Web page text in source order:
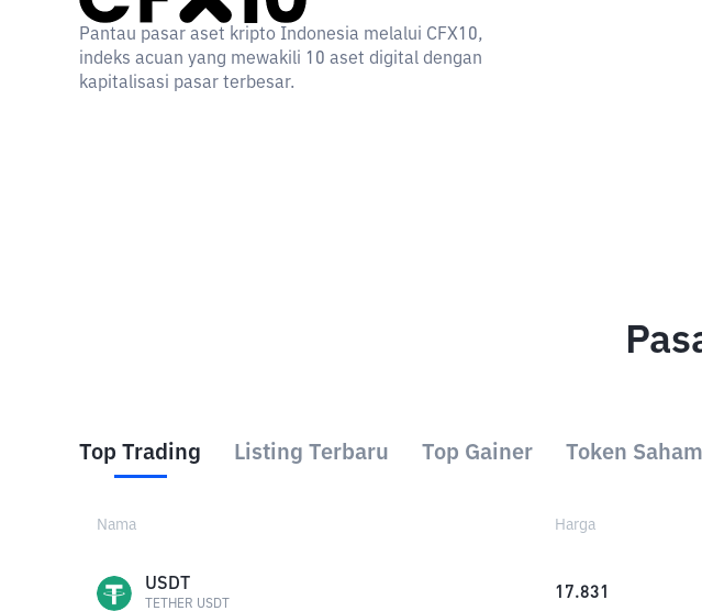
Pantau pasar aset kripto Indonesia melalui CFX10,
indeks acuan yang mewakili 10 aset digital dengan
kapitalisasi pasar terbesar.
Top Trading Listing Terbaru Top Gainer Token Saham
Nama Harga
USDT
TETHER USDT
17.831